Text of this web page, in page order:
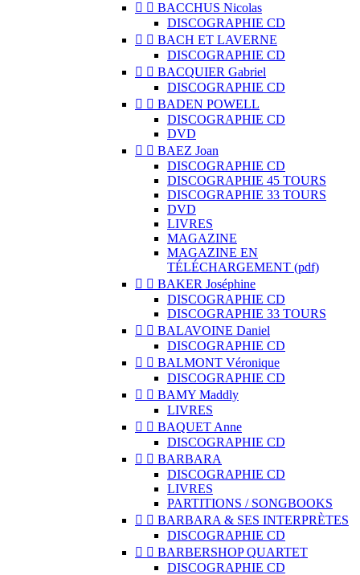
  BACCHUS Nicolas
DISCOGRAPHIE CD
  BACH ET LAVERNE
DISCOGRAPHIE CD
  BACQUIER Gabriel
DISCOGRAPHIE CD
  BADEN POWELL
DISCOGRAPHIE CD
DVD
  BAEZ Joan
DISCOGRAPHIE CD
DISCOGRAPHIE 45 TOURS
DISCOGRAPHIE 33 TOURS
DVD
LIVRES
MAGAZINE
MAGAZINE EN
TÉLÉCHARGEMENT (pdf)
  BAKER Joséphine
DISCOGRAPHIE CD
DISCOGRAPHIE 33 TOURS
  BALAVOINE Daniel
DISCOGRAPHIE CD
  BALMONT Véronique
DISCOGRAPHIE CD
  BAMY Maddly
LIVRES
  BAQUET Anne
DISCOGRAPHIE CD
  BARBARA
DISCOGRAPHIE CD
LIVRES
PARTITIONS / SONGBOOKS
  BARBARA & SES INTERPRÈTES
DISCOGRAPHIE CD
  BARBERSHOP QUARTET
DISCOGRAPHIE CD